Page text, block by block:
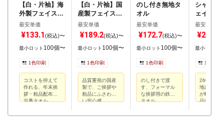
【白・片袖】海
外製フェイスタ
オル
最安単価
¥133.1(税込)〜
最小ロット 100個〜
1色印刷
コストを抑えて
作れる、年末挨
拶・粗品配布の
定番タオル
【白・片袖】国
産製フェイスタ
オル
最安単価
¥189.2(税込)〜
最小ロット 100個〜
1色印刷
品質重視の国産
製で、ご挨拶や
粗品にふさわし
い安心感
のし付き無地タ
オル
最安単価
¥172.7(税込)〜
最小ロット 100個〜
1色印刷
のし付きで渡
す、フォーマル
な挨拶用の鉄板
タオル
シャー
ェイス
0匁
最安単価
最小ロット
1色印
260匁の
地にフ
が映え
品向け